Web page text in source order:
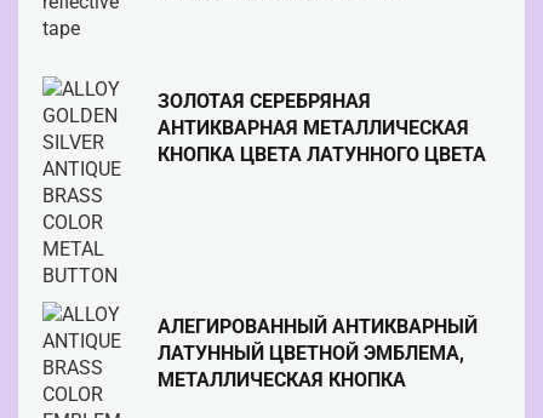
ЗОЛОТАЯ СЕРЕБРЯНАЯ
АНТИКВАРНАЯ МЕТАЛЛИЧЕСКАЯ
КНОПКА ЦВЕТА ЛАТУННОГО ЦВЕТА
АЛЕГИРОВАННЫЙ АНТИКВАРНЫЙ
ЛАТУННЫЙ ЦВЕТНОЙ ЭМБЛЕМА,
МЕТАЛЛИЧЕСКАЯ КНОПКА